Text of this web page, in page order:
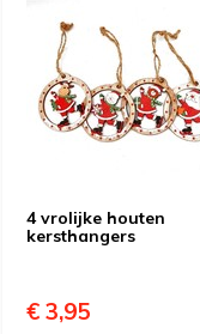
4 vrolijke houten
kersthangers
€ 3,95